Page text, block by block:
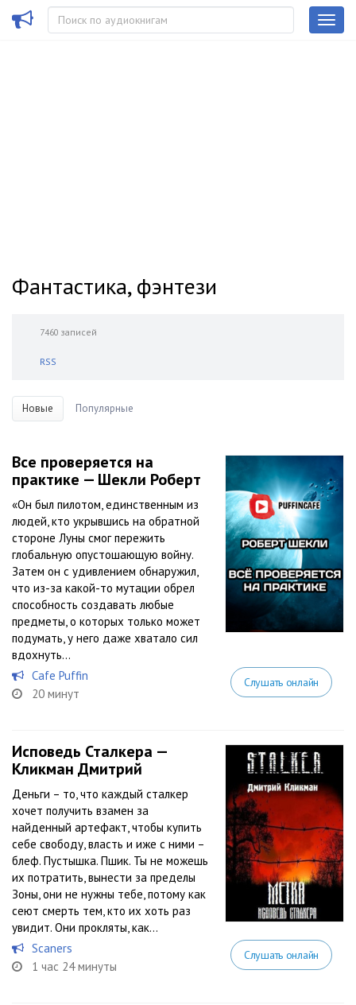
Фантастика, фэнтези
7460 записей
RSS
Новые Популярные
Все проверяется на
практике — Шекли Роберт
«Он был пилотом, единственным из
людей, кто укрывшись на обратной
стороне Луны смог пережить
глобальную опустошающую войну.
Затем он с удивлением обнаружил,
что из-за какой-то мутации обрел
способность создавать любые
предметы, о которых только может
подумать, у него даже хватало сил
вдохнуть...
Cafe Puffin
20 минут
Слушать онлайн
Исповедь Сталкера —
Кликман Дмитрий
Деньги – то, что каждый сталкер
хочет получить взамен за
найденный артефакт, чтобы купить
себе свободу, власть и иже с ними –
блеф. Пустышка. Пшик. Ты не можешь
их потратить, вынести за пределы
Зоны, они не нужны тебе, потому как
сеют смерть тем, кто их хоть раз
увидит. Они прокляты, как...
Scaners
1 час 24 минуты
Слушать онлайн